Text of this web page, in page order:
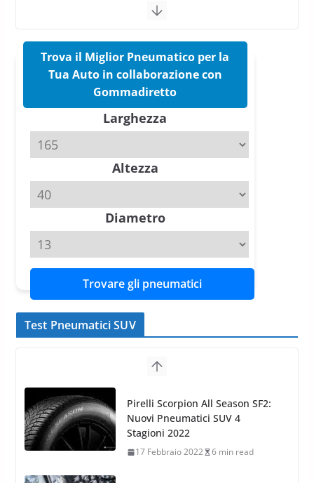
confermano il salto tecnico del
Pirelli P Zero Trofeo RS: per
slick da battere
Michelin Pilot Sport 4 S – Test
su Range Rover Sport D350 HST
11 Aprile 2026 15 min read
Trova il Miglior Pneumatico per la
Tua Auto in collaborazione con
Gommadiretto
Larghezza
Altezza
Diametro
Trovare gli pneumatici
Test Pneumatici SUV
Nokian WR SUV 3: il 1°
pneumatico invernale al mondo
di classe A
13 Maggio 2015 2 min read